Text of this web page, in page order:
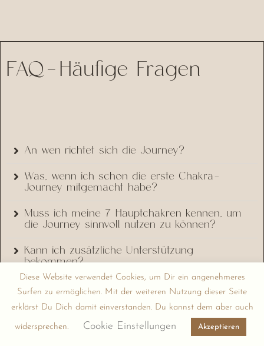
FAQ-Häufige Fragen
An wen richtet sich die Journey?
Was, wenn ich schon die erste Chakra-
Journey mitgemacht habe?
Muss ich meine 7 Hauptchakren kennen, um
die Journey sinnvoll nutzen zu können?
Kann ich zusätzliche Unterstützung
bekommen?
Wie kann ich nach der Journey mit euch
Kann ich die Chakren-Journey in meinem
Diese Website verwendet Cookies, um Dir ein angenehmeres
Surfen zu ermöglichen. Mit der weiteren Nutzung dieser Seite
erklärst Du Dich damit einverstanden. Du kannst dem aber auch
widersprechen. Cookie Einstellungen Akzeptieren